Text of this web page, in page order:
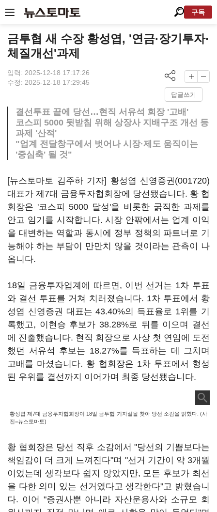
구독
금투협 새 수장 황성엽, '연금·장기투자·
체질개선'과제
입력: 2025-12-18 17:17:26
수정: 2025-12-18 17:29:45
답글쓰기
결선투표 끝에 당선…현직 서유석 회장 '고배'
코스피 5000 뒷받침 위해 상장사 지배구조 개선 등
과제 '산적'
"업계 전달창구에서 벗어나 시장·제도 움직이는
'중심축' 될 것"
[뉴스토마토 김주하 기자] 황성엽 신영증권(001720)
대표가 제7대 금융투자협회장에 당선됐습니다. 황 협
회장은 '코스피 5000 달성'을 비롯한 굵직한 과제를
안고 임기를 시작합니다. 시장 안팎에서는 업계 이익
을 대변하는 역할과 동시에 정부 정책의 파트너로 기
능해야 하는 부담이 만만치 않을 것이라는 관측이 나
옵니다.
18일 금융투자업계에 따르면, 이번 선거는 1차 투표
와 결선 투표를 거쳐 치러졌습니다. 1차 투표에서 황
성엽 신영증권 대표는 43.40%의 득표율로 1위를 기
록했고, 이현승 후보가 38.28%로 뒤를 이으며 결선
에 진출했습니다. 현직 회장으로 사상 첫 연임에 도전
했던 서유석 후보는 18.27%를 득표하는 데 그치며
고배를 마셨습니다. 황 협회장은 1차 투표에서 형성
된 우위를 결선까지 이어가며 최종 당선됐습니다.
황성엽 제7대 금융투자협회장이 18일 금투협 기자실을 찾아 당선 소감을 밝혔다. (사
진=뉴스토마토)
황 협회장은 당선 직후 소감에서 "당선의 기쁨보다는
책임감이 더 크게 느껴진다"며 "선거 기간이 약 3개월
이었는데 생각보다 쉽지 않았지만, 모든 후보가 최선
을 다한 의미 있는 선거였다고 생각한다"고 밝혔습니
다. 이어 "증권사뿐 아니라 자산운용사와 소규모 회